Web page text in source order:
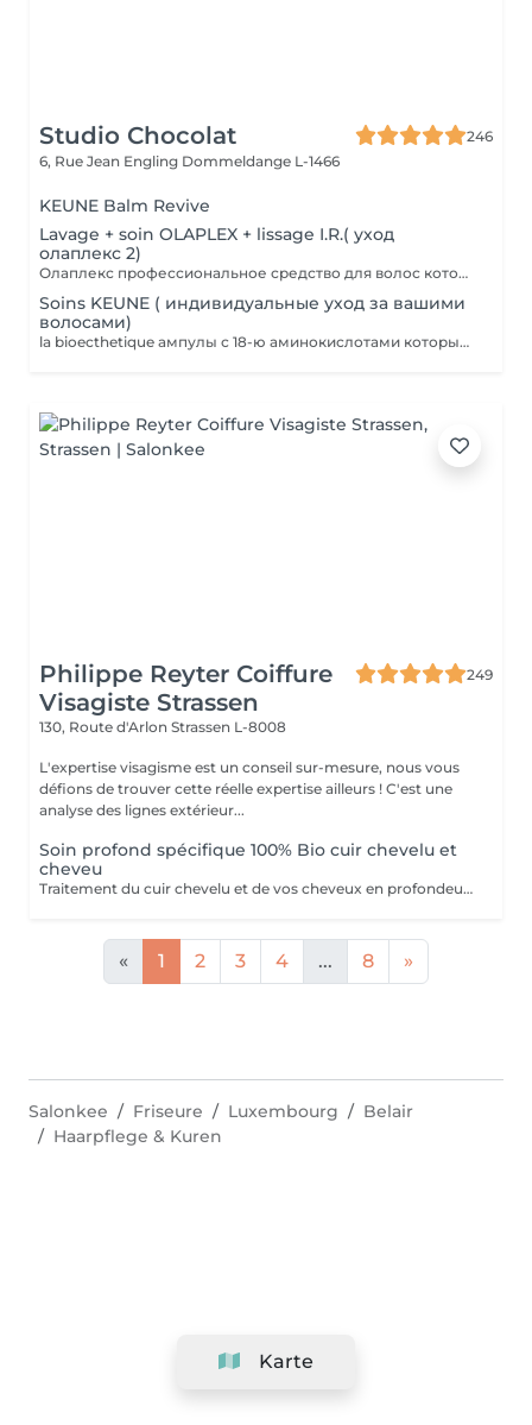
Studio Chocolat
246
6, Rue Jean Engling Dommeldange L-1466
KEUNE Balm Revive
Lavage + soin OLAPLEX + lissage I.R.( уход
олаплекс 2)
Олаплекс профессиональное средство для волос которое помогает восстановить дисульфидные связи в структуре волоса в короткие сроки сделает их плотнее и эластичней.
Soins KEUNE ( индивидуальные уход за вашими
волосами)
la bioecthetique ампулы с 18-ю аминокислотами которые питают волос и обогащаю их витаминами полезными для структуры волос.
Philippe Reyter Coiffure
Visagiste Strassen
249
130, Route d'Arlon Strassen L-8008
L'expertise visagisme est un conseil sur-mesure, nous vous
défions de trouver cette réelle expertise ailleurs ! C'est une
analyse des lignes extérieur...
Soin profond spécifique 100% Bio cuir chevelu et
cheveu
Traitement du cuir chevelu et de vos cheveux en profondeur, effet hydratant ou détox 100% Biologique
« 1 2 3 4 ... 8 »
Karte
Salonkee Friseure Luxembourg
Belair
Haarpflege & Kuren